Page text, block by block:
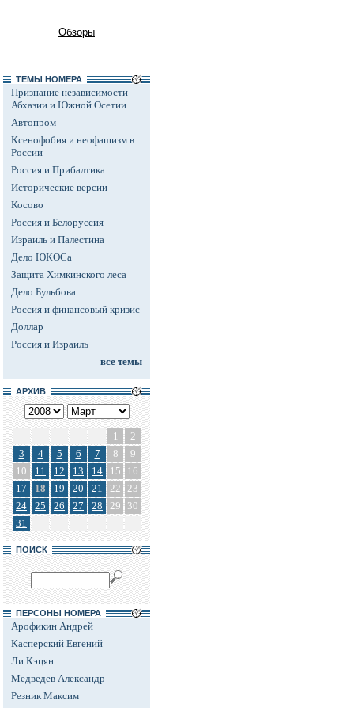
Обзоры
ТЕМЫ НОМЕРА
Признание независимости
Абхазии и Южной Осетии
Автопром
Ксенофобия и неофашизм в
России
Россия и Прибалтика
Исторические версии
Косово
Россия и Белоруссия
Израиль и Палестина
Дело ЮКОСа
Защита Химкинского леса
Дело Бульбова
Россия и финансовый кризис
Доллар
Россия и Израиль
все темы
АРХИВ
1
2
3
4 5 6 7 8
9
10
11 12 13 14 15
16
17
18 19 20 21 22 23
24
25 26 27 28 29
30
31
ПОИСК
ПЕРСОНЫ НОМЕРА
Арофикин Андрей
Касперский Евгений
Ли Кэцян
Медведев Александр
Резник Максим